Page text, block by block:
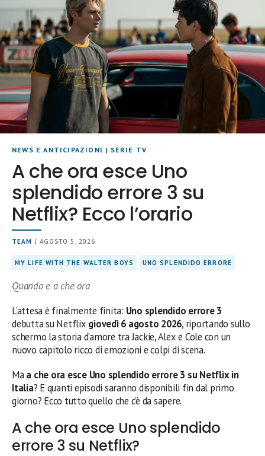
NEWS E ANTICIPAZIONI | SERIE TV
A che ora esce Uno
splendido errore 3 su
Netflix? Ecco l’orario
TEAM | AGOSTO 5, 2026
MY LIFE WITH THE WALTER BOYS UNO SPLENDIDO ERRORE
Quando e a che ora
L’attesa è finalmente finita: Uno splendido errore 3
debutta su Netflix giovedì 6 agosto 2026, riportando sullo
schermo la storia d’amore tra Jackie, Alex e Cole con un
nuovo capitolo ricco di emozioni e colpi di scena.
Maa che ora esce Uno splendido errore 3 su Netflix in
Italia? E quanti episodi saranno disponibili fin dal primo
giorno? Ecco tutto quello che c’è da sapere.
A che ora esce Uno splendido
errore 3 su Netflix?